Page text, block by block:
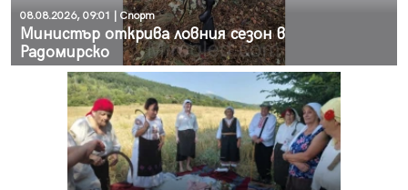
08.08.2026, 09:01 | Спорт
Министър открива ловния сезон в
Радомирско